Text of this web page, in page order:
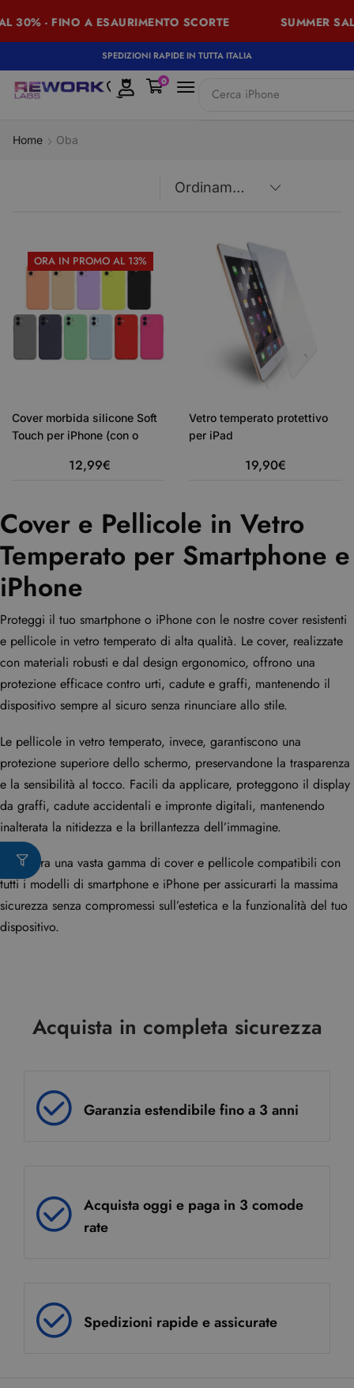
30% - FINO A ESAURIMENTO SCORTE SUMMER
SPEDIZIONI RAPIDE IN TUTTA ITALIA
Cerca iPhone
0
Home Oba
ORA IN PROMO AL 13%
Cover morbida silicone Soft
Touch per iPhone (con o
12,99€
Vetro temperato protettivo
per iPad
19,90€
Cover e Pellicole in Vetro
Temperato per Smartphone e
iPhone
Proteggi il tuo smartphone o iPhone con le nostre cover resistenti
e pellicole in vetro temperato di alta qualità. Le cover, realizzate
con materiali robusti e dal design ergonomico, offrono una
protezione efficace contro urti, cadute e graffi, mantenendo il
dispositivo sempre al sicuro senza rinunciare allo stile.
Le pellicole in vetro temperato, invece, garantiscono una
protezione superiore dello schermo, preservandone la trasparenza
e la sensibilità al tocco. Facili da applicare, proteggono il display
da graffi, cadute accidentali e impronte digitali, mantenendo
inalterata la nitidezza e la brillantezza dell’immagine.
Scegli tra una vasta gamma di cover e pellicole compatibili con
tutti i modelli di smartphone e iPhone per assicurarti la massima
sicurezza senza compromessi sull’estetica e la funzionalità del tuo
dispositivo.
Acquista in completa sicurezza
Garanzia estendibile fino a 3 anni
Acquista oggi e paga in 3 comode
rate
Spedizioni rapide e assicurate